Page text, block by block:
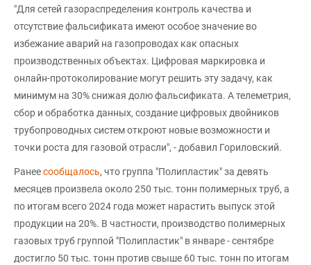
"Для сетей газораспределения контроль качества и
отсутствие фальсификата имеют особое значение во
избежание аварий на газопроводах как опасных
производственных объектах. Цифровая маркировка и
онлайн-протоколирование могут решить эту задачу, как
минимум на 30% снижая долю фальсификата. А телеметрия,
сбор и обработка данных, создание цифровых двойников
трубопроводных систем откроют новые возможности и
точки роста для газовой отрасли", - добавил Гориловский.
Ранеесообщалось, что группа "Полипластик" за девять
месяцев произвела около 250 тыс. тонн полимерных труб, а
по итогам всего 2024 года может нарастить выпуск этой
продукции на 20%. В частности, производство полимерных
газовых труб группой "Полипластик" в январе - сентябре
достигло 50 тыс. тонн против свыше 60 тыс. тонн по итогам